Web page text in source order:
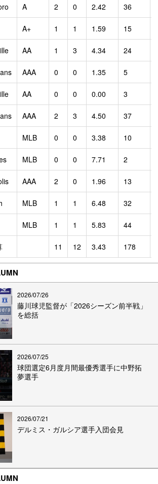
A 2 0 2.42 36
A+ 1 1 1.59 15
AA 1 3 4.34 24
AAA 0 0 1.35 5
AA 0 0 0.00 3
AAA 2 3 4.50 37
MLB 0 0 3.38 10
MLB 0 0 7.71 2
AAA 2 0 1.96 13
MLB 1 1 6.48 32
MLB 1 1 5.83 44
11 12 3.43 178
2026/07/26
藤川球児監督が「2026シーズン前半戦」
を総括
2026/07/25
球団選定6月度月間最優秀選手に中野拓
夢選手
2026/07/21
デルミス・ガルシア選手入団会見